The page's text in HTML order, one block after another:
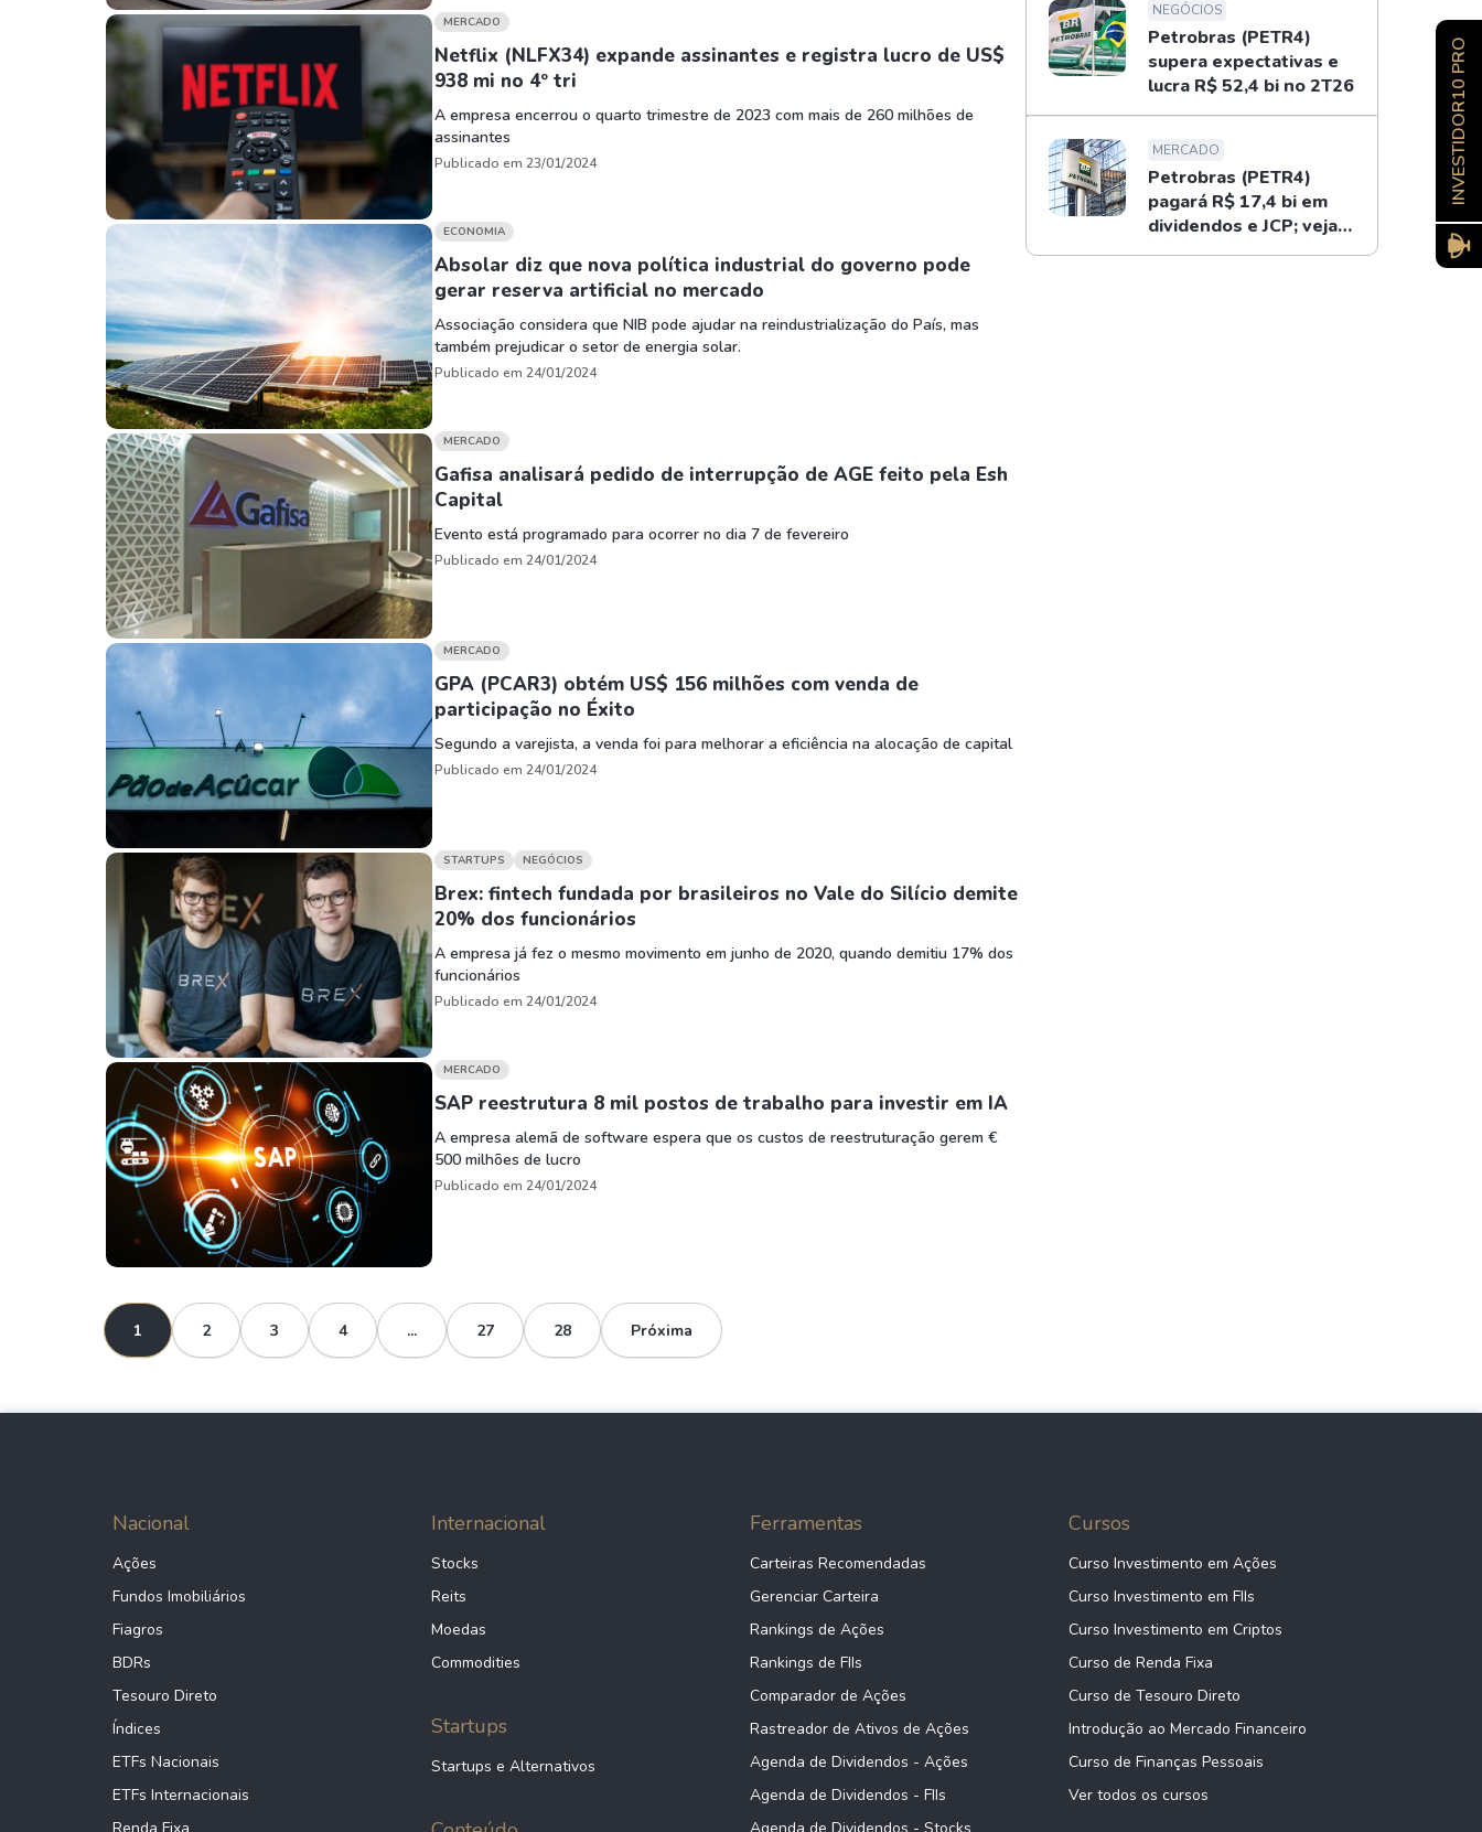
MERCADO
Netflix (NLFX34) expande assinantes e registra lucro de US$
938 mi no 4º tri
A empresa encerrou o quarto trimestre de 2023 com mais de 260 milhões de
assinantes
Publicado em 23/01/2024
ECONOMIA
Absolar diz que nova política industrial do governo pode
gerar reserva artificial no mercado
Associação considera que NIB pode ajudar na reindustrialização do País, mas
também prejudicar o setor de energia solar.
Publicado em 24/01/2024
MERCADO
Gafisa analisará pedido de interrupção de AGE feito pela Esh
Capital
Evento está programado para ocorrer no dia 7 de fevereiro
Publicado em 24/01/2024
MERCADO
GPA (PCAR3) obtém US$ 156 milhões com venda de
participação no Éxito
Segundo a varejista, a venda foi para melhorar a eficiência na alocação de capital
Publicado em 24/01/2024
STARTUPS NEGÓCIOS
Brex: fintech fundada por brasileiros no Vale do Silício demite
20% dos funcionários
A empresa já fez o mesmo movimento em junho de 2020, quando demitiu 17% dos
funcionários
Publicado em 24/01/2024
MERCADO
SAP reestrutura 8 mil postos de trabalho para investir em IA
A empresa alemã de software espera que os custos de reestruturação gerem €
500 milhões de lucro
Publicado em 24/01/2024
1 2 3 4 ... 27 28 Próxima
NEGÓCIOS
Petrobras (PETR4)
supera expectativas e
lucra R$ 52,4 bi no 2T26
MERCADO
Petrobras (PETR4)
pagará R$ 17,4 bi em
dividendos e JCP; veja
como receber
Nacional
Ações
Fundos Imobiliários
Fiagros
BDRs
Tesouro Direto
Índices
ETFs Nacionais
ETFs Internacionais
Internacional
Stocks
Reits
Moedas
Commodities
Startups
Startups e Alternativos
Ferramentas
Carteiras Recomendadas
Gerenciar Carteira
Rankings de Ações
Rankings de FIIs
Comparador de Ações
Rastreador de Ativos de Ações
Agenda de Dividendos - Ações
Agenda de Dividendos - FIIs
Cursos
Curso Investimento em Ações
Curso Investimento em FIIs
Curso Investimento em Criptos
Curso de Renda Fixa
Curso de Tesouro Direto
Introdução ao Mercado Financeiro
Curso de Finanças Pessoais
Ver todos os cursos
INVESTIDOR10 PRO